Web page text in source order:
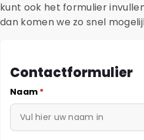
kunt ook het formulier
dan komen we zo snel
Contactformulier
Naam *